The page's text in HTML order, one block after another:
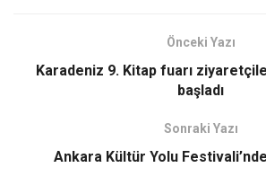
o
o
Önceki Yazı
Karadeniz 9. Kitap fuarı
başladı
Sonraki Yazı
Ankara Kültür Yolu